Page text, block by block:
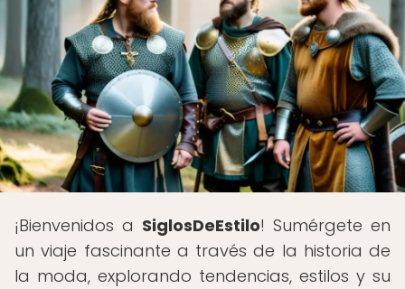
¡Bienvenidos a SiglosDeEstilo! Sumérgete en
un viaje fascinante a través de la historia de
la moda, explorando tendencias, estilos y su